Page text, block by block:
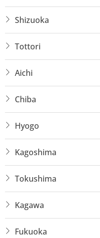
Shizuoka
Tottori
Aichi
Chiba
Hyogo
Kagoshima
Tokushima
Kagawa
Fukuoka